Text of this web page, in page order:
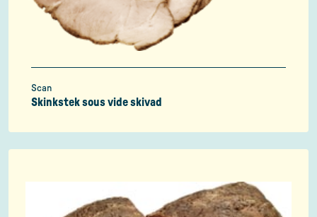
Scan
Skinkstek sous vide skivad